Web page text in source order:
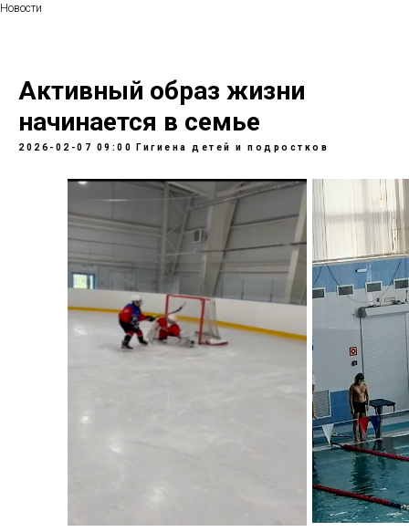
Новости
Активный образ жизни
начинается в семье
2026-02-07 09:00 Гигиена детей и подростков